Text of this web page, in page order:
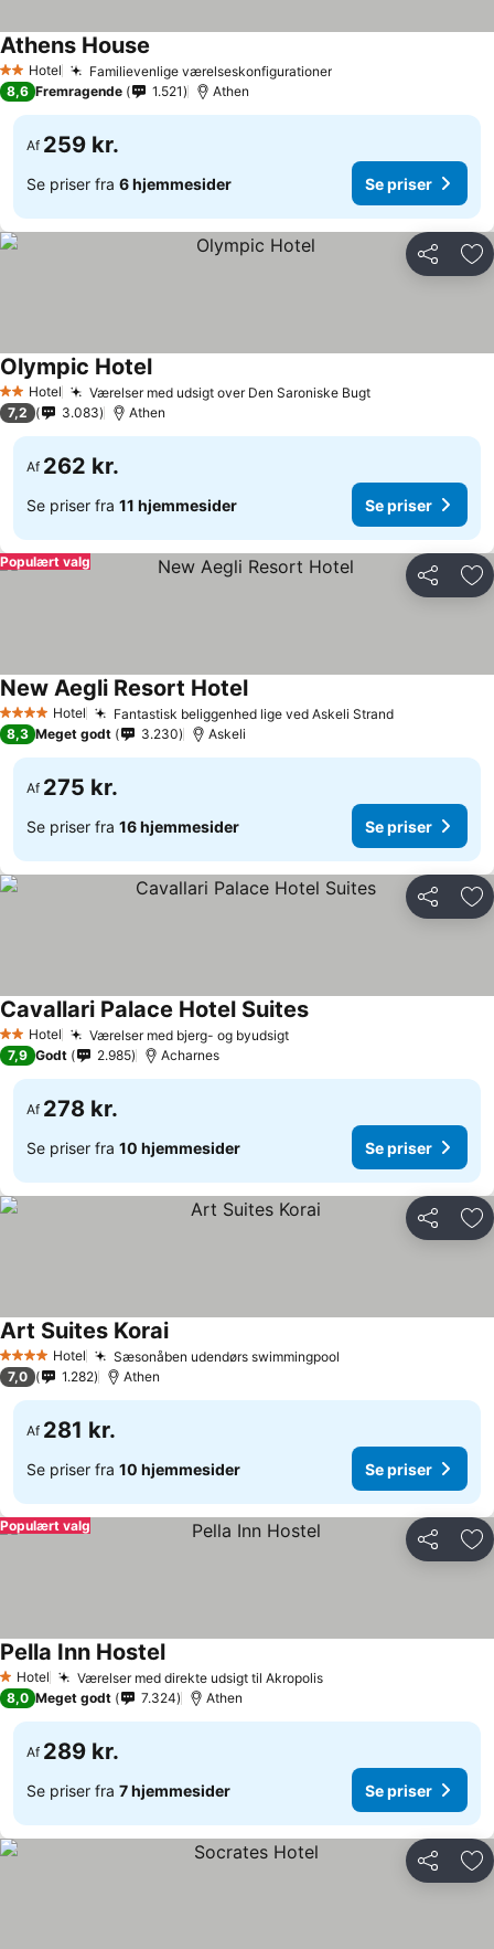
2 Stjerner
Hotel Familievenlige værelseskonfigurationer
Athens House
8,6 Fremragende 1.521 Athen
Af 259 kr.
Se priser fra 6 hjemmesider Se priser
Del
2 Stjerner
Hotel Værelser med udsigt over Den Saroniske Bugt
Olympic Hotel
7,2 3.083 Athen
Af 262 kr.
Se priser fra 11 hjemmesider Se priser
Del
Populært valg
4 StjernerHotel Fantastisk beliggenhed lige ved Askeli Strand
New Aegli Resort Hotel
8,3 Meget godt 3.230 Askeli
Af 275 kr.
Se priser fra 16 hjemmesider Se priser
Del
2 Stjerner
Hotel Værelser med bjerg- og byudsigt
Cavallari Palace Hotel Suites
7,9 Godt 2.985 Acharnes
Af 278 kr.
Se priser fra 10 hjemmesider Se priser
Del
4 StjernerHotel Sæsonåben udendørs swimmingpool
Art Suites Korai
7,0 1.282 Athen
Af 281 kr.
Se priser fra 10 hjemmesider Se priser
Del
Populært valg
1 Stjerner
Hotel Værelser med direkte udsigt til Akropolis
Pella Inn Hostel
8,0 Meget godt 7.324 Athen
Af 289 kr.
Se priser fra 7 hjemmesider Se priser
Del